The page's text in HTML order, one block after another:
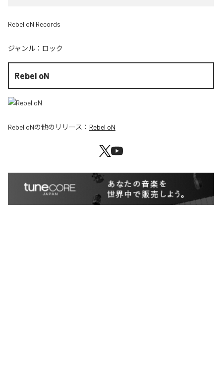
Rebel oN Records
ジャンル： ロック
Rebel oN
Rebel oNの他のリリース： Rebel oN